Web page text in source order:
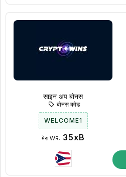
साइन अप बोनस
बोनस कोड
WELCOME1
मेरा WR: 35xB